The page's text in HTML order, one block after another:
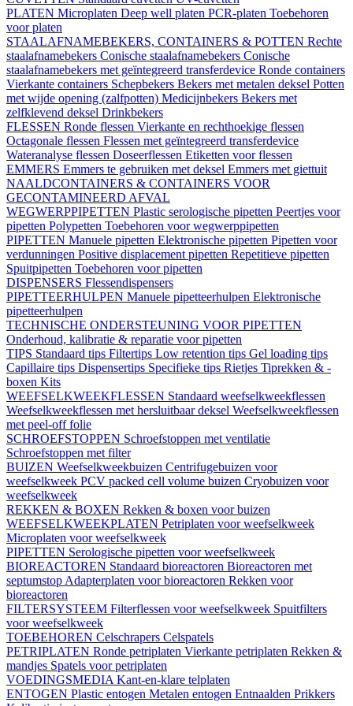
PLATEN Microplaten Deep well platen PCR-platen Toebehoren
voor platen
STAALAFNAMEBEKERS, CONTAINERS & POTTEN Rechte
staalafnamebekers Conische staalafnamebekers Conische
staalafnamebekers met geïntegreerd transferdevice Ronde containers
Vierkante containers Schepbekers Bekers met metalen deksel Potten
met wijde opening (zalfpotten) Medicijnbekers Bekers met
zelfklevend deksel Drinkbekers
FLESSEN Ronde flessen Vierkante en rechthoekige flessen
Octagonale flessen Flessen met geïntegreerd transferdevice
Wateranalyse flessen Doseerflessen Etiketten voor flessen
EMMERS Emmers te gebruiken met deksel Emmers met giettuit
NAALDCONTAINERS & CONTAINERS VOOR
GECONTAMINEERD AFVAL
WEGWERPPIPETTEN Plastic serologische pipetten Peertjes voor
pipetten Polypetten Toebehoren voor wegwerppipetten
PIPETTEN Manuele pipetten Elektronische pipetten Pipetten voor
verdunningen Positive displacement pipetten Repetitieve pipetten
Spuitpipetten Toebehoren voor pipetten
DISPENSERS Flessendispensers
PIPETTEERHULPEN Manuele pipetteerhulpen Elektronische
pipetteerhulpen
TECHNISCHE ONDERSTEUNING VOOR PIPETTEN
Onderhoud, kalibratie & reparatie voor pipetten
TIPS Standaard tips Filtertips Low retention tips Gel loading tips
Capillaire tips Dispensertips Specifieke tips Rietjes Tiprekken & -
boxen Kits
WEEFSELKWEEKFLESSEN Standaard weefselkweekflessen
Weefselkweekflessen met hersluitbaar deksel Weefselkweekflessen
met peel-off folie
SCHROEFSTOPPEN Schroefstoppen met ventilatie
Schroefstoppen met filter
BUIZEN Weefselkweekbuizen Centrifugebuizen voor
weefselkweek PCV packed cell volume buizen Cryobuizen voor
weefselkweek
REKKEN & BOXEN Rekken & boxen voor buizen
WEEFSELKWEEKPLATEN Petriplaten voor weefselkweek
Microplaten voor weefselkweek
PIPETTEN Serologische pipetten voor weefselkweek
BIOREACTOREN Standaard bioreactoren Bioreactoren met
septumstop Adapterplaten voor bioreactoren Rekken voor
bioreactoren
FILTERSYSTEEM Filterflessen voor weefselkweek Spuitfilters
voor weefselkweek
TOEBEHOREN Celschrapers Celspatels
PETRIPLATEN Ronde petriplaten Vierkante petriplaten Rekken &
mandjes Spatels voor petriplaten
VOEDINGSMEDIA Kant-en-klare telplaten
ENTOGEN Plastic entogen Metalen entogen Entnaalden Prikkers